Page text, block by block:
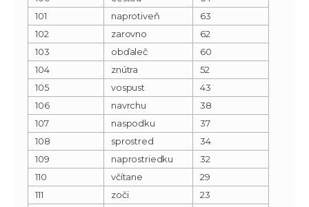
101
naprotiveň
63
102
zarovno
62
103
obďaleč
60
104
znútra
52
105
vospust
43
106
navrchu
38
107
naspodku
37
108
sprostred
34
109
naprostriedku
32
110
včítane
29
111
zoči
23